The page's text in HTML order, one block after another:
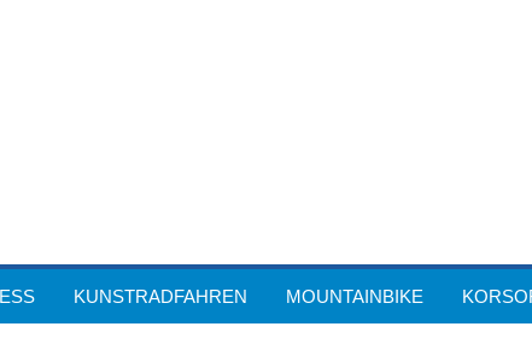
KUNSTRADFAHREN MOUNTAINBIKE